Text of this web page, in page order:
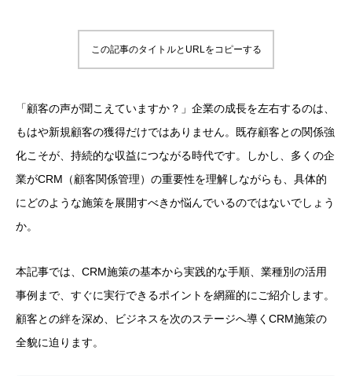
この記事のタイトルとURLをコピーする
「顧客の声が聞こえていますか？」企業の成長を左右するのは、
もはや新規顧客の獲得だけではありません。既存顧客との関係強
化こそが、持続的な収益につながる時代です。しかし、多くの企
業がCRM（顧客関係管理）の重要性を理解しながらも、具体的
にどのような施策を展開すべきか悩んでいるのではないでしょう
か。
本記事では、CRM施策の基本から実践的な手順、業種別の活用
事例まで、すぐに実行できるポイントを網羅的にご紹介します。
顧客との絆を深め、ビジネスを次のステージへ導くCRM施策の
全貌に迫ります。